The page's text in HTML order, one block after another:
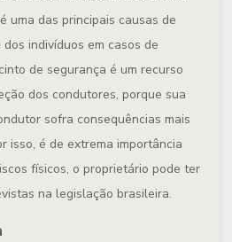
uma das principais causas de
indivíduos em casos de
de segurança é um recurso
dos condutores, porque sua
sofra consequências mais
isso, é de extrema importância
físicos, o proprietário pode ter
na legislação brasileira.